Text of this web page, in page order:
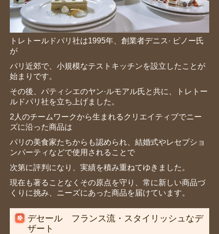
トレトールドパリ社は1995年、創業者デニス· ピノー氏
が
パリ近郊で、小規模なテストキッチンを設立したことが
始まりです。
その後、パティシエのヤン·ルモアル氏と共に、トレトー
ルドパリ社を立ち上げました。
2人のチームワークから生まれるクリエイティブでニー
ズに沿った商品は
パリの美食家たちからも認められ、結婚式やレセプショ
ンパーティなどで使用されるこ とで
次第に評判になり、 実績を積み重ねてゆきました。
現在 も著ることなくその原点を守り、常に新しい商品づ
くりに挑み、 ニーズにあった商品を届けています。
デセール フランス流・スタイリッシュなデ
ザート